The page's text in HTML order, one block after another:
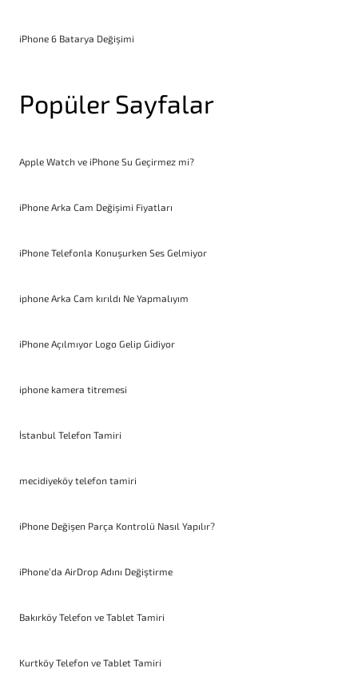
iPhone 6 Batarya Değişimi
Popüler Sayfalar
Apple Watch ve iPhone Su Geçirmez mi?
iPhone Arka Cam Değişimi Fiyatları
iPhone Telefonla Konuşurken Ses Gelmiyor
iphone Arka Cam kırıldı Ne Yapmalıyım
iPhone Açılmıyor Logo Gelip Gidiyor
iphone kamera titremesi
İstanbul Telefon Tamiri
mecidiyeköy telefon tamiri
iPhone Değişen Parça Kontrolü Nasıl Yapılır?
iPhone’da AirDrop Adını Değiştirme
Bakırköy Telefon ve Tablet Tamiri
Kurtköy Telefon ve Tablet Tamiri